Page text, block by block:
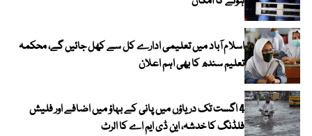
اسلام آباد میں تعلیمی ادارے کل سے کھل جائیں گے، محکمہ
تعلیم سندھ کا بھی اہم اعلان
4 اگست تک دریاؤں میں پانی کے بہاؤ میں اضافے اور فلیش
فلڈنگ کا خدشہ، این ڈی ایم اے کا الرٹ